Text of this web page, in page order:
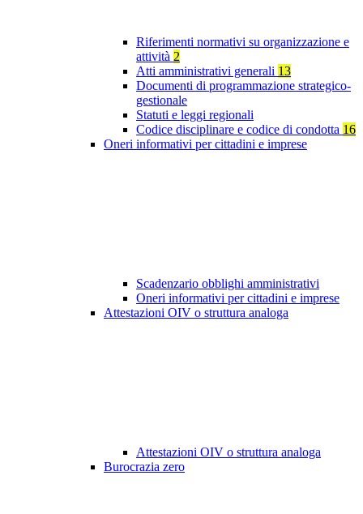
Riferimenti normativi su organizzazione e
attività 2
Atti amministrativi generali 13
Documenti di programmazione strategico-
gestionale
Statuti e leggi regionali
Codice disciplinare e codice di condotta 16
Oneri informativi per cittadini e imprese
Scadenzario obblighi amministrativi
Oneri informativi per cittadini e imprese
Attestazioni OIV o struttura analoga
Attestazioni OIV o struttura analoga
Burocrazia zero